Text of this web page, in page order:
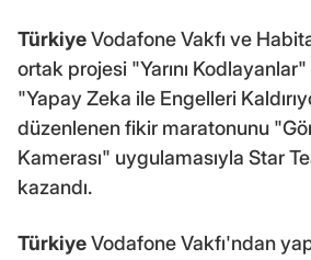
TürkiyeVodafone Vakfı ve
ortak projesi "Yarını
"Yapay Zeka ile Engelleri
düzenlenen fikir maratonunu
Kamerası" uygulamasıyla Star
kazandı.
TürkiyeVodafone Vakfı'ndan